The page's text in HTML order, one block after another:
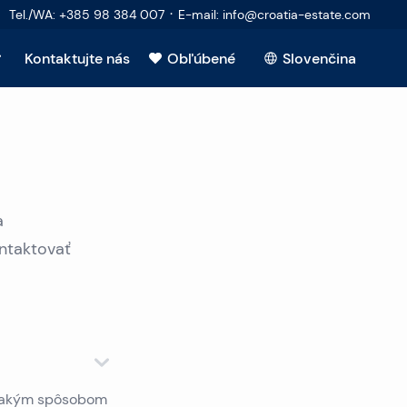
Tel./WA: +385 98 384 007 · E-mail: info@croatia-estate.com
Kontaktujte nás Obľúbené Slovenčina
spôsobom